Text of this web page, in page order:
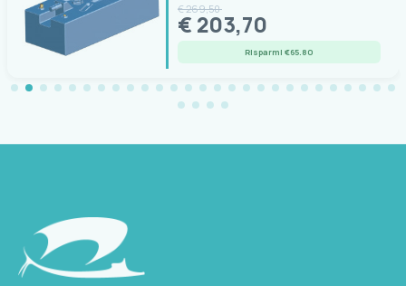
€ 269,50
€ 203,70
Risparmi €65.80